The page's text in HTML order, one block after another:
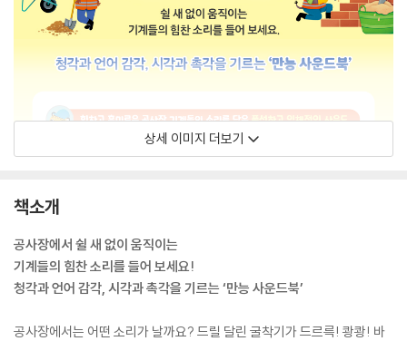
상세 이미지 더보기
책소개
공사장에서 쉴 새 없이 움직이는
기계들의 힘찬 소리를 들어 보세요!
청각과 언어 감각, 시각과 촉각을 기르는 ‘만능 사운드북’
공사장에서는 어떤 소리가 날까요? 드릴 달린 굴착기가 드르륵! 쾅쾅! 바